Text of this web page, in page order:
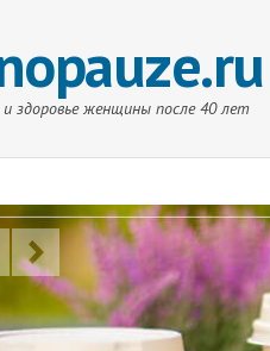
и здоровье женщины после 40 лет